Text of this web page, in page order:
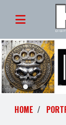
HOME